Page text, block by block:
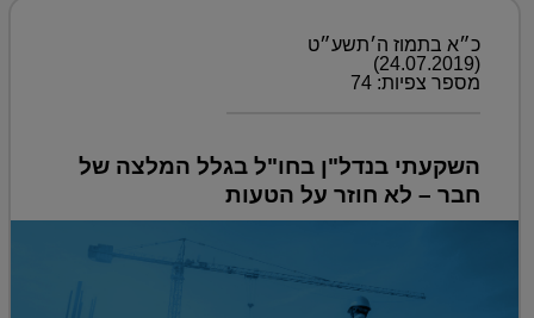
כ״א בתמוז ה׳תשע״ט
(24.07.2019)
מספר צפיות: 74
השקעתי בנדל"ן בחו"ל בגלל המלצה של
חבר – לא חוזר על הטעות